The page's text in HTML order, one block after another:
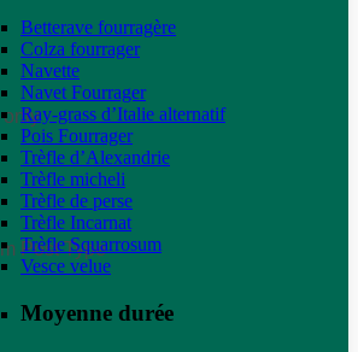
only
Post Type
Betterave fourragère
Colza fourrager
Navette
Navet Fourrager
Ray-grass d’Italie alternatif
Pois Fourrager
Trèfle d’Alexandrie
Trèfle micheli
Trèfle de perse
Trèfle Incarnat
Trèfle Squarrosum
Vesce velue
Moyenne durée